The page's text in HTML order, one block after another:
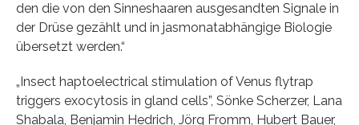
den die von den Sinneshaaren ausgesandten Signale in
der Drüse gezählt und in jasmonatabhängige Biologie
übersetzt werden.“
„Insect haptoelectrical stimulation of Venus flytrap
triggers exocytosis in gland cells”, Sönke Scherzer, Lana
Shabala, Benjamin Hedrich, Jörg Fromm, Hubert Bauer,